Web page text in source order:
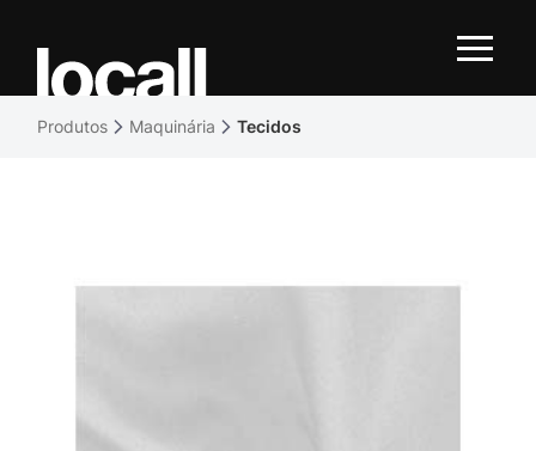
Produtos Maquinária Tecidos